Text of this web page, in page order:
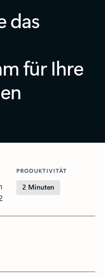
das
für Ihre
PRODUKTIVITÄT
2 Minuten